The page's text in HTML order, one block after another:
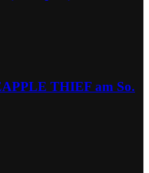
THIEF am So.